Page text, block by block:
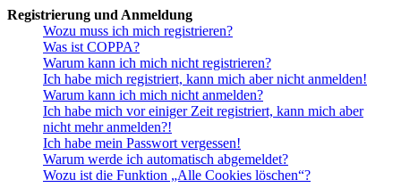
Registrierung und Anmeldung
Wozu muss ich mich registrieren?
Was ist COPPA?
Warum kann ich mich nicht registrieren?
Ich habe mich registriert, kann mich aber nicht anmelden!
Warum kann ich mich nicht anmelden?
Ich habe mich vor einiger Zeit registriert, kann mich aber
nicht mehr anmelden?!
Ich habe mein Passwort vergessen!
Warum werde ich automatisch abgemeldet?
Wozu ist die Funktion „Alle Cookies löschen“?